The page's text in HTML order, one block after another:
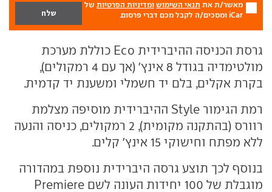
מאשר/ת את תנאי השימוש ומדיניות הפרטיות של
iCar ומסכים/ה לקבל מכם דברי פרסום.
גרסת הכניסה ההיברידית Eco כוללת מערכת
מולטימדיה בגודל 8 אינץ' (אך עם 4 רמקולים),
בקרת אקלים, בלם יד חשמלי ומשענת יד קדמית.
רמת הגימור Style ההיברידית מוסיפה מצלמת
רוורס (בהתקנה מקומית), 2 רמקולים, כניסה והנעה
ללא מפתח וחישוקי 15 אינץ' קלים.
בנוסף לכך תוצע גרסה היברידית נוספת במהדורה
מוגבלת של 100 יחידות העונה לשם Premiere